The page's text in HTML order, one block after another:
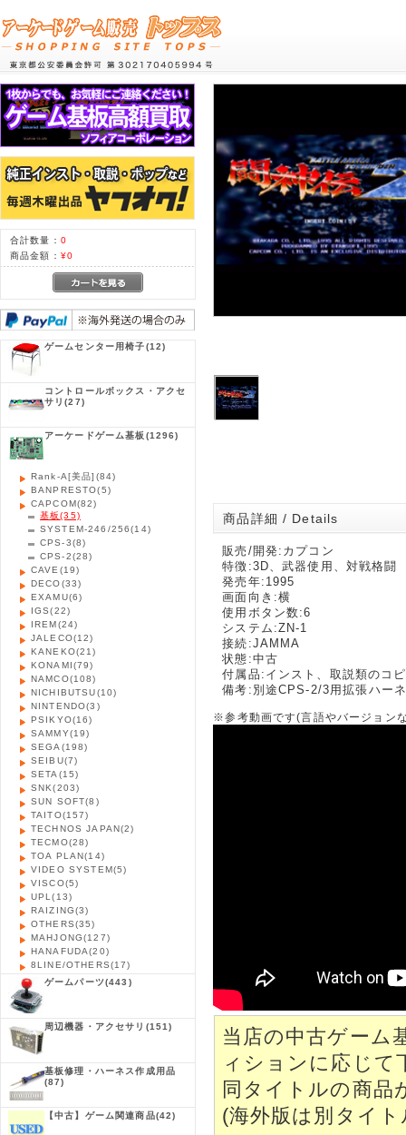
合計数量： 0
商品金額： ¥0
ゲームセンター用椅子(12)
コントロールボックス・アクセ
サリ(27)
アーケードゲーム基板 (1296)
Rank-A[美品] (84)
BANPRESTO(5)
CAPCOM(82)
基板(35)
SYSTEM-246/256(14)
CPS-3(8)
CPS-2(28)
CAVE (19)
DECO(33)
EXAMU(6)
IGS(22)
IREM(24)
JALECO(12)
KANEKO(21)
KONAMI(79)
NAMCO(108)
NICHIBUTSU(10)
NINTENDO(3)
PSIKYO(16)
SAMMY(19)
SEGA (198)
SEIBU(7)
SETA (15)
SNK(203)
SUN SOFT(8)
TAITO(157)
TECHNOS JAPAN(2)
TECMO(28)
TOA PLAN(14)
VIDEO SYSTEM(5)
VISCO(5)
UPL(13)
RAIZING(3)
OTHERS(35)
MAHJONG(127)
HANAFUDA(20)
8LINE/OTHERS(17)
ゲームパーツ(443)
周辺機器・アクセサリ (151)
基板修理・ハーネス作成用品
(87)
【中古】ゲーム関連商品(42)
商品詳細 / Details
販売/開発:カプコン
特徴:3D、武器使用、対戦格闘
発売年:1995
画面向き:横
使用ボタン数:6
システム:ZN-1
接続:JAMMA
状態:中古
付属品:インスト、取説類のコ
備考:別途CPS-2/3用拡張ハー
※参考動画です(言語やバージョン
当店の中古ゲーム
ィションに応じて
同タイトルの商品
(海外版は別タイ